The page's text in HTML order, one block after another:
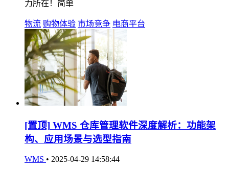
力所在！简单
物流 购物体验 市场竞争 电商平台
[置顶] WMS 仓库管理软件深度解析：功能架
构、应用场景与选型指南
WMS • 2025-04-29 14:58:44